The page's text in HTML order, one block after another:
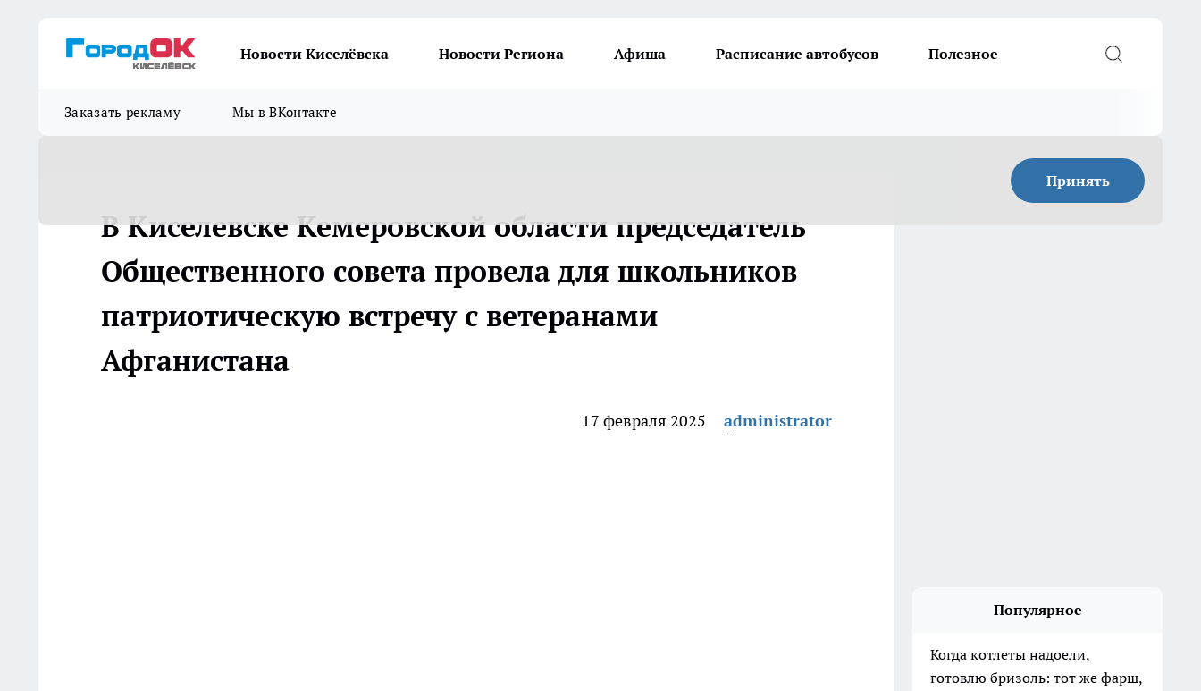
Новости Киселёвска Новости Региона Афиша Расписание автобусов Полезное
Заказать рекламу Мы в ВКонтакте
Принять
В Киселевске Кемеровской области председатель
Общественного совета провела для школьников
патриотическую встречу с ветеранами
Афганистана
17 февраля 2025 administrator
Популярное
Когда котлеты надоели,
готовлю бризоль: тот же фарш,